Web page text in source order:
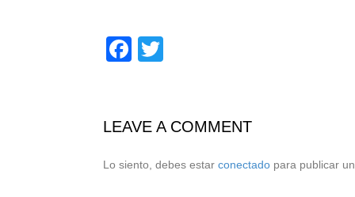
Facebook
LEAVE A COMMENT
Lo siento, debes estar conectado para publicar